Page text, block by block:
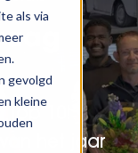
als via
gevolgd
kleine
10!
het jaar